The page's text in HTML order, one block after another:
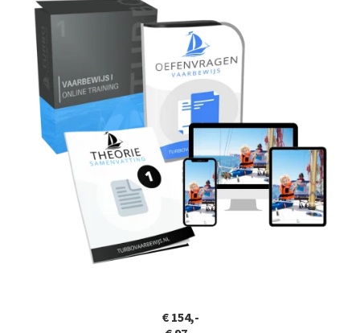
€ 154,-